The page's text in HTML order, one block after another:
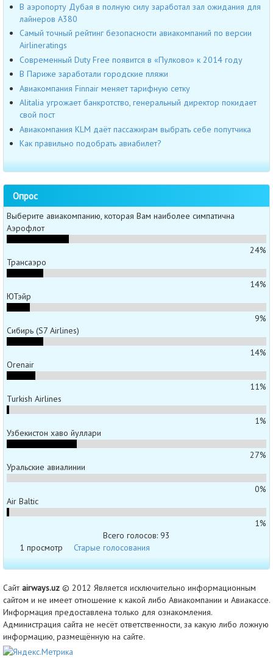
В аэропорту Дубая в полную силу заработал зал ожидания для
лайнеров А380
Самый точный рейтинг безопасности авиакомпаний по версии
Airlineratings
Современный Duty Free появится в «Пулково» к 2014 году
В Париже заработали городские пляжи
Авиакомпания Finnair меняет тарифную сетку
Alitalia угрожает банкротство, генеральный директор покидает
свой пост
Авиакомпания KLM даёт пассажирам выбрать себе попутчика
Как правильно подобрать авиабилет?
Опрос
Выберите авиакомпанию, которая Вам наиболее симпатична
Аэрофлот
24%
Трансаэро
14%
ЮТэйр
9%
Сибирь (S7 Airlines)
14%
Orenair
11%
Turkish Airlines
1%
Узбекистон хаво йуллари
27%
Уральские авиалинии
0%
Air Baltic
1%
Всего голосов: 93
1 просмотр
Старые голосования
Сайтairways.uz © 2012 Является исключительно информационным
сайтом и не имеет отношение к какой либо Авиакомпании и Авиакассе.
Информация предоставлена только для ознакомления.
Администрация сайта не несёт ответственности, за какую либо ложную
информацию, размещённую на сайте.